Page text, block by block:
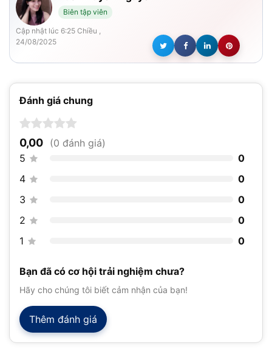
Biên tập viên
Cập nhật lúc 6:25 Chiều ,
24/08/2025
Đánh giá chung
0,00 (0 đánh giá)
5
0
4
0
3
0
2
0
1
0
Bạn đã có cơ hội trải nghiệm chưa?
Hãy cho chúng tôi biết cảm nhận của bạn!
Thêm đánh giá